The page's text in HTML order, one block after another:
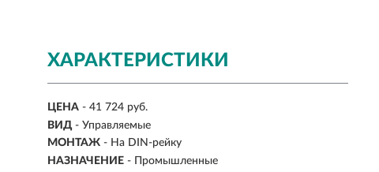
ХАРАКТЕРИСТИКИ
ЦЕНА - 41 724 руб.
ВИД - Управляемые
МОНТАЖ - На DIN-рейку
НАЗНАЧЕНИЕ - Промышленные